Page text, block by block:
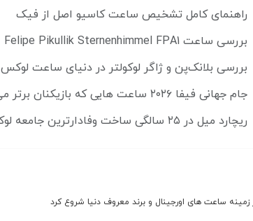
راهنمای کامل تشخیص ساعت کاسیو اصل از فیک
بررسی ساعت Felipe Pikullik Sternenhimmel FPA1
بررسی بلانک‌پن و ژاگر لوکولتر در دنیای ساعت لوکس
جام جهانی فیفا ۲۰۲۶ ساعت هایی که بازیکنان برتر می پوشند
ریچارد میل در ۲۵ سالگی ساخت وفادارترین جامعه لوکس ساعت مچی